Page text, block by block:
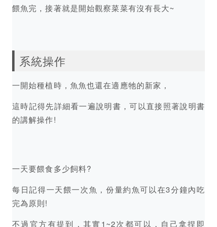
餵魚完，接著就是開始觀察菜菜有沒有長大~
系統操作
一開始種植時，魚魚也還在適應牠的新家，
這時記得先詳細看一遍說明書，可以直接照著說明書
的講解操作!
一天要餵食多少飼料?
每日記得一天餵一次魚，份量約魚可以在3分鐘內吃
完為原則!
不過官方有提到，其實1~2次都可以，自己拿捏即